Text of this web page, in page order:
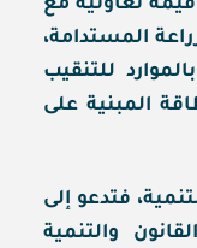
تعاونية مع
المستدامة،
للتنقيب
المبنية على
فتدعو إلى
والتنمية